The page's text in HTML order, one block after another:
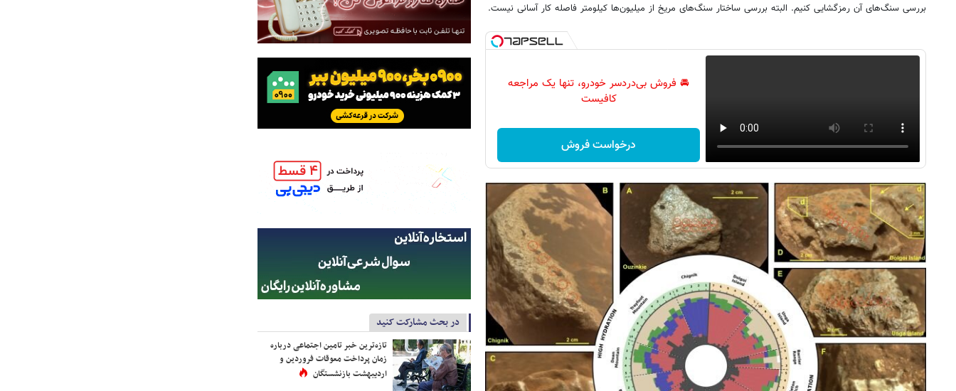
بررسی سنگ‌های آن‌ رمزگشایی کنیم. البته بررسی ساختار سنگ‌های مریخ از میلیون‌ها کیلومتر فاصله کار آسانی نیست.
🚘 فروش بی‌دردسر خودرو، تنها یک مراجعه
کافیست
درخواست فروش
در بحث مشارکت کنید
تازه‌ترین خبر تامین اجتماعی درباره
زمان پرداخت معوقات فروردین و
اردیبهشت بازنشستگان